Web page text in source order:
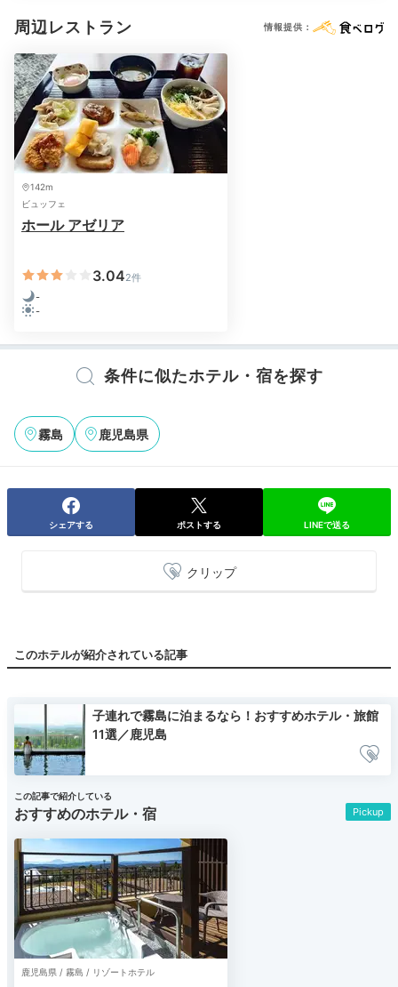
周辺レストラン 情報提供：
142m
ビュッフェ
ホール アゼリア
3.042件
-
-
条件に似たホテル・宿を探す
霧島 鹿児島県
シェアする ポストする LINEで送る
クリップ
このホテルが紹介されている記事
子連れで霧島に泊まるなら！おすすめホテル・旅館
11選／鹿児島
Pickup
この記事で紹介している
おすすめのホテル・宿
鹿児島県 / 霧島 / リゾートホテル